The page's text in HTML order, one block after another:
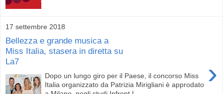
17 settembre 2018
Bellezza e grande musica a
Miss Italia, stasera in diretta su
La7
›
Dopo un lungo giro per il Paese, il concorso Miss
Italia organizzato da Patrizia Mirigliani è approdato